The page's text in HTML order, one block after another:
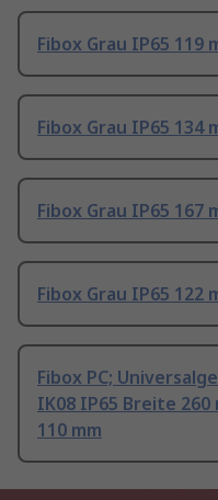
Fibox Grau IP65 119
Fibox Grau IP65 134
Fibox Grau IP65 167
Fibox Grau IP65 122
Fibox PC;
IK08 IP65 Breite 260
110 mm